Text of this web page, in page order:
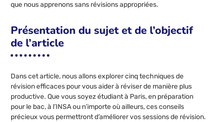
que nous apprenons sans révisions appropriées.
Présentation du sujet et de l’objectif
de l’article
Dans cet article, nous allons explorer cinq techniques de
révision efficaces pour vous aider à réviser de manière plus
productive. Que vous soyez étudiant à Paris, en préparation
pour le bac, à l’INSA ou n’importe où ailleurs, ces conseils
précieux vous permettront d’améliorer vos sessions de révision.